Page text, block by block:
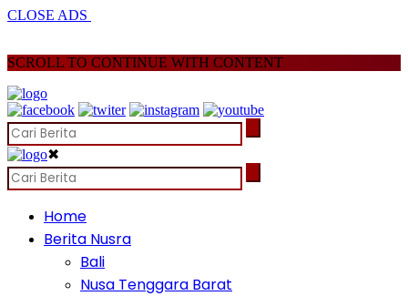
CLOSE ADS
SCROLL TO CONTINUE WITH CONTENT
✖
Home
Berita Nusra
Bali
Nusa Tenggara Barat